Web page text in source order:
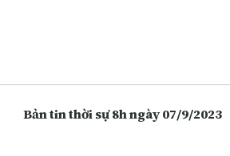
Bản tin thời sự 8h ngày 07/9/2023